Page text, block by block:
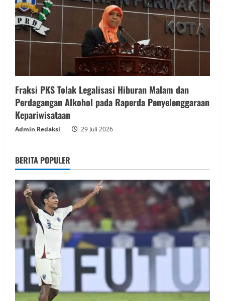
Fraksi PKS Tolak Legalisasi Hiburan Malam dan
Perdagangan Alkohol pada Raperda Penyelenggaraan
Kepariwisataan
Admin Redaksi 29 Juli 2026
BERITA POPULER